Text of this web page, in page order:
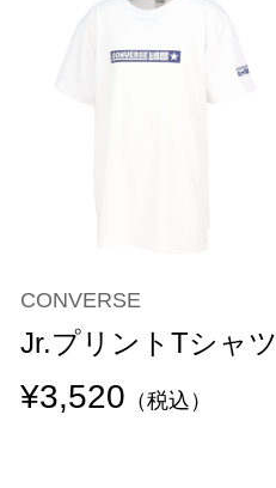
CONVERSE
Jr.プリントTシャツ
¥3,520 （税込）